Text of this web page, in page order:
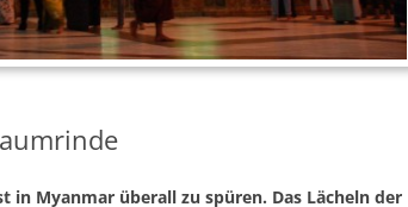
in Myanmar überall zu spüren. Das Lächeln der